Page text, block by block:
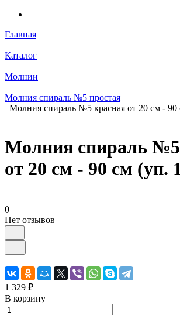
Главная
–
Каталог
–
Молнии
–
Молния спираль №5 простая
–Молния спираль №5 красная от 20 см -
Молния спираль №5
от 20 см - 90 см (уп.
0
Нет отзывов
1 329 ₽
В корзину